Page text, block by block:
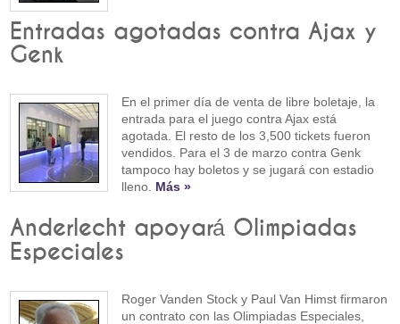
Entradas agotadas contra Ajax y
Genk
En el primer día de venta de libre boletaje, la
entrada para el juego contra Ajax está
agotada. El resto de los 3,500 tickets fueron
vendidos. Para el 3 de marzo contra Genk
tampoco hay boletos y se jugará con estadio
lleno. Más »
Anderlecht apoyará Olimpiadas
Especiales
Roger Vanden Stock y Paul Van Himst firmaron
un contrato con las Olimpiadas Especiales,